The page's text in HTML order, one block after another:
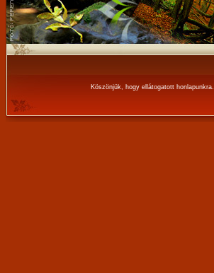
Köszönjük, hogy ellátogatott honlapunkra.